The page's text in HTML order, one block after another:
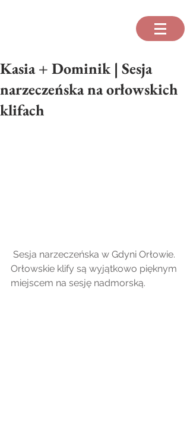
Kasia + Dominik | Sesja
narzeczeńska na orłowskich
klifach
Orłowskie klify są wyjątkowo pięknym
miejscem na sesję nadmorską.